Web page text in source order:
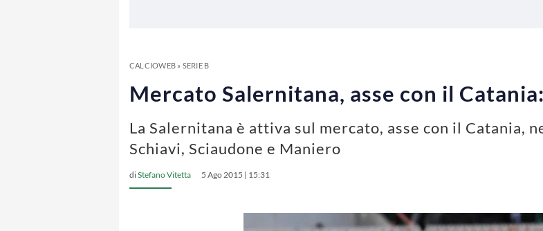
CALCIOWEB» SERIE B
Mercato Salernitana, asse con il
La Salernitana è attiva sul mercato, asse con il Catania,
Schiavi, Sciaudone e Maniero
diStefano Vitetta 5 Ago 2015 | 15:31